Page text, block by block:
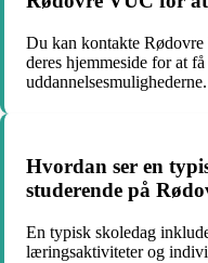
Du kan kontakte
deres hjemmeside for at
uddannelsesmulighederne.
Hvordan ser en
studerende på
En typisk skoledag
læringsaktiviteter og